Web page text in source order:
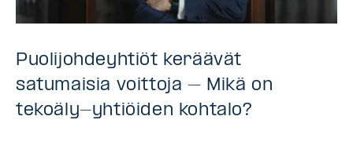
Puolijohdeyhtiöt keräävät
satumaisia voittoja – Mikä on
tekoäly-yhtiöiden kohtalo?